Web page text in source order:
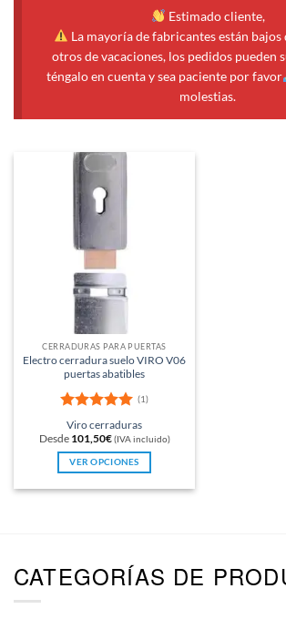
Estimado cliente,
La mayoría de fabricantes están bajos
otros de vacaciones, los pedidos pueden
téngalo en cuenta y sea paciente por favor
molestias.
CERRADURAS PARA PUERTAS
Electro cerradura suelo VIRO V06
puertas abatibles
Valorado
con 5de 5
(1)
Viro cerraduras
Desde 101,50€ (IVA incluido)
VER OPCIONES
Las
opciones
CATEGORÍAS DE